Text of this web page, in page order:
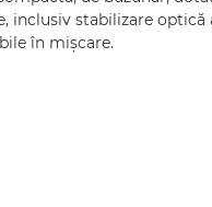
inclusiv stabilizare optică
în mişcare.